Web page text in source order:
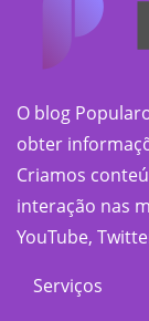
O blog
obter
Criamos
interação nas
YouTube,
Serviços